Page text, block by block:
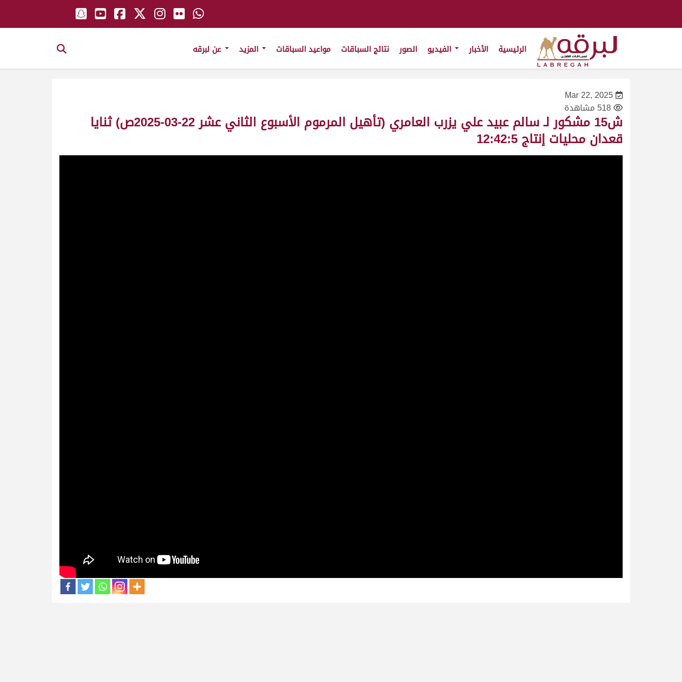
الرئيسية الأخبار الصور نتائج السباقات مواعيد السباقات
Mar 22, 2025
518 مشاهدة
ش15 مشكور لـ سالم عبيد علي يزرب العامري (تأهيل المرموم الأسبوع الثاني عشر 22-03-2025ص) ثنايا
قعدان محليات إنتاج 12:42:5